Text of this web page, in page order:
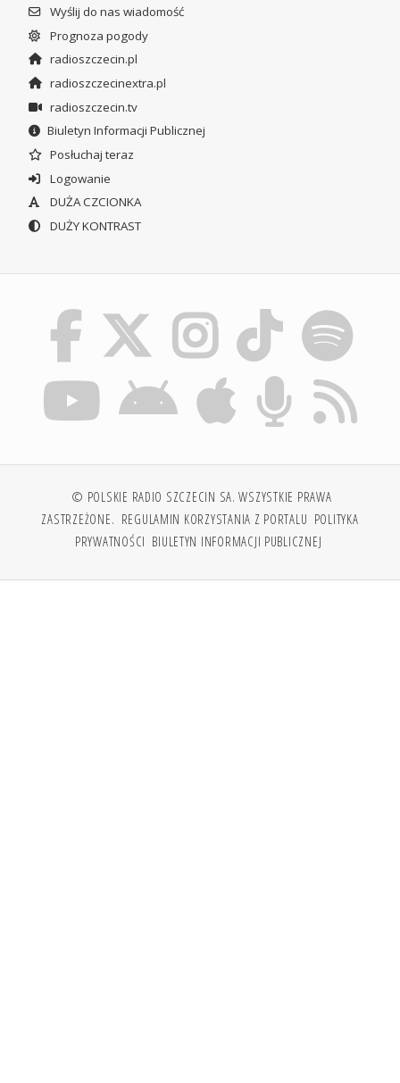
Wyślij do nas wiadomość
Prognoza pogody
radioszczecin.pl
radioszczecinextra.pl
radioszczecin.tv
Biuletyn Informacji Publicznej
Posłuchaj teraz
Logowanie
DUŻA CZCIONKA
DUŻY KONTRAST
© POLSKIE RADIO SZCZECIN SA. WSZYSTKIE PRAWA
ZASTRZEŻONE. REGULAMIN KORZYSTANIA Z PORTALU POLITYKA
PRYWATNOŚCI BIULETYN INFORMACJI PUBLICZNEJ